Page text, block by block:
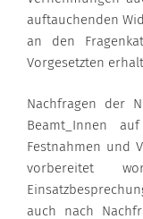
auftauchenden
an den
Vorgesetzten
Nachfragen der
Beamt_Innen
Festnahmen und
vorbereitet
auch nach